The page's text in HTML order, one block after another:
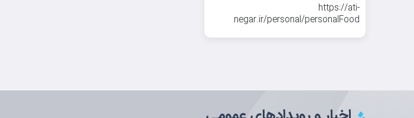
https://ati-
negar.ir/personal/personalFood